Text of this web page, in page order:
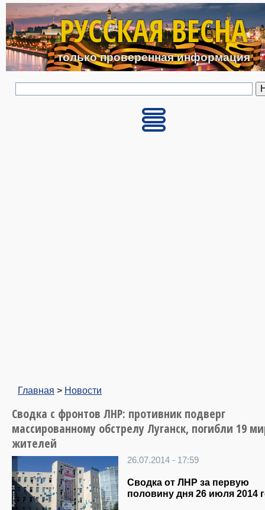
Перейти к основному
РУССКАЯ ВЕСНА
только проверенная информация
Главная > Новости
Сводка с фронтов ЛНР: противник подверг
массированному обстрелу Луганск, погибли 19
жителей
26.07.2014 - 17:59
Сводка от ЛНР за первую
половину дня 26 июля 2014